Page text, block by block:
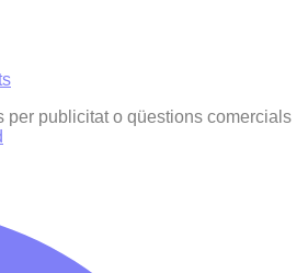
per publicitat o qüestions comercials